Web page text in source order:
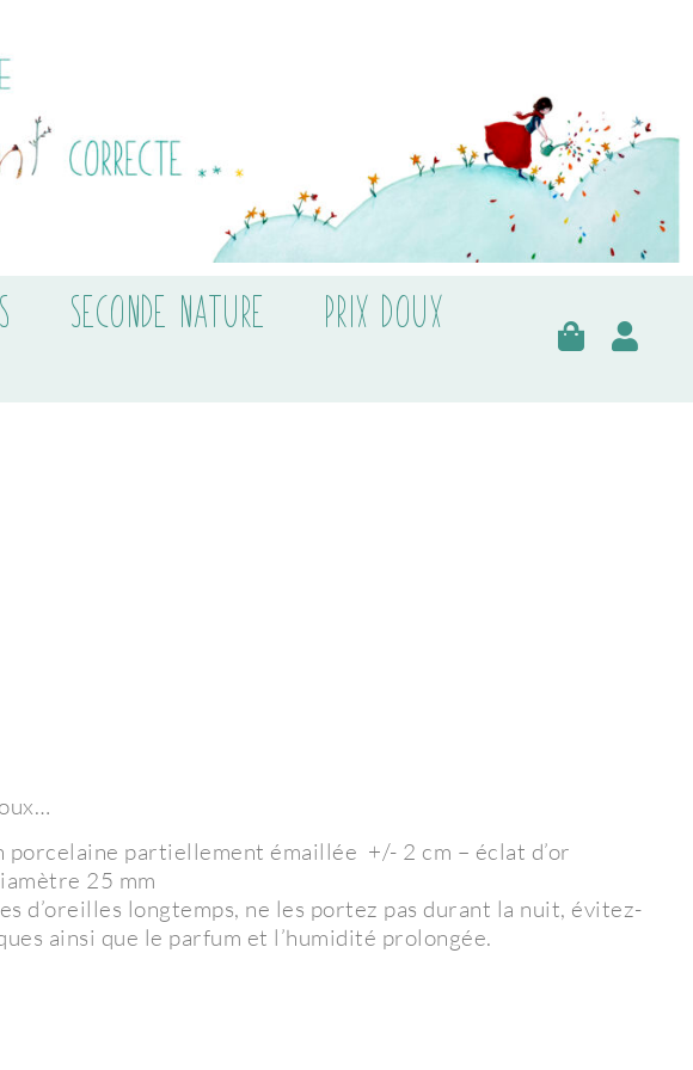
SECONDE NATURE
PRIX DOUX
porcelaine partiellement émaillée +/- 2 cm – éclat d’or
25 mm
d’oreilles longtemps, ne les portez pas durant la nuit, évitez-
ainsi que le parfum et l’humidité prolongée.